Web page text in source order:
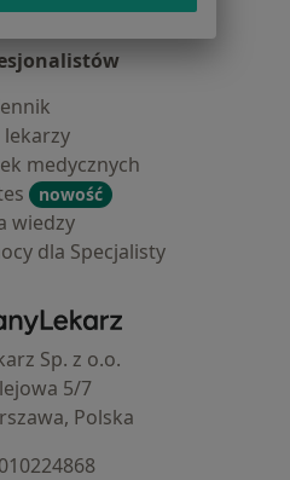
pacjentów
lekarzy
medycznych
nowość
wiedzy
dla Specjalisty
ZnanyLekarz - Strona główna
Sp. z o.o.
5/7
Polska